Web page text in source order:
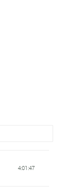
4:01:47